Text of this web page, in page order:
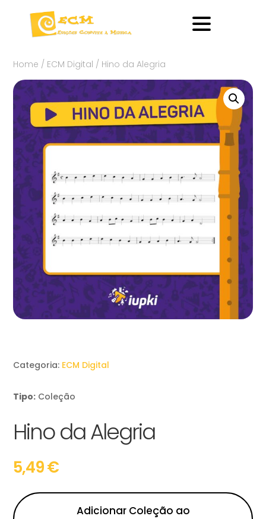
Home / ECM Digital / Hino da Alegria
Categoria: ECM Digital
Tipo: Coleção
Hino da Alegria
5,49€
Adicionar Coleção ao